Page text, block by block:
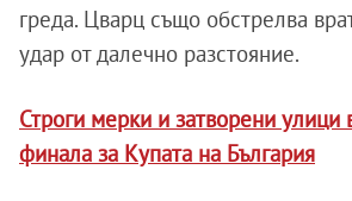
греда. Цварц също обстрелва
удар от далечно разстояние.
Строги мерки и затворени улици
финала за Купата на България